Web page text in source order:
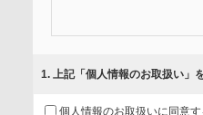
組みを行っています。
1. 上記「個人情報のお取扱い」
個人情報のお取扱いに同意す